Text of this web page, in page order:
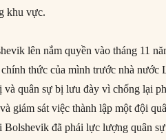
khu vực.
lên nắm quyền vào tháng 11
thức của mình trước nhà nước
và quân sự bị lưu đày vì chống lại
giám sát việc thành lập một đội
Bolshevik đã phái lực lượng quân